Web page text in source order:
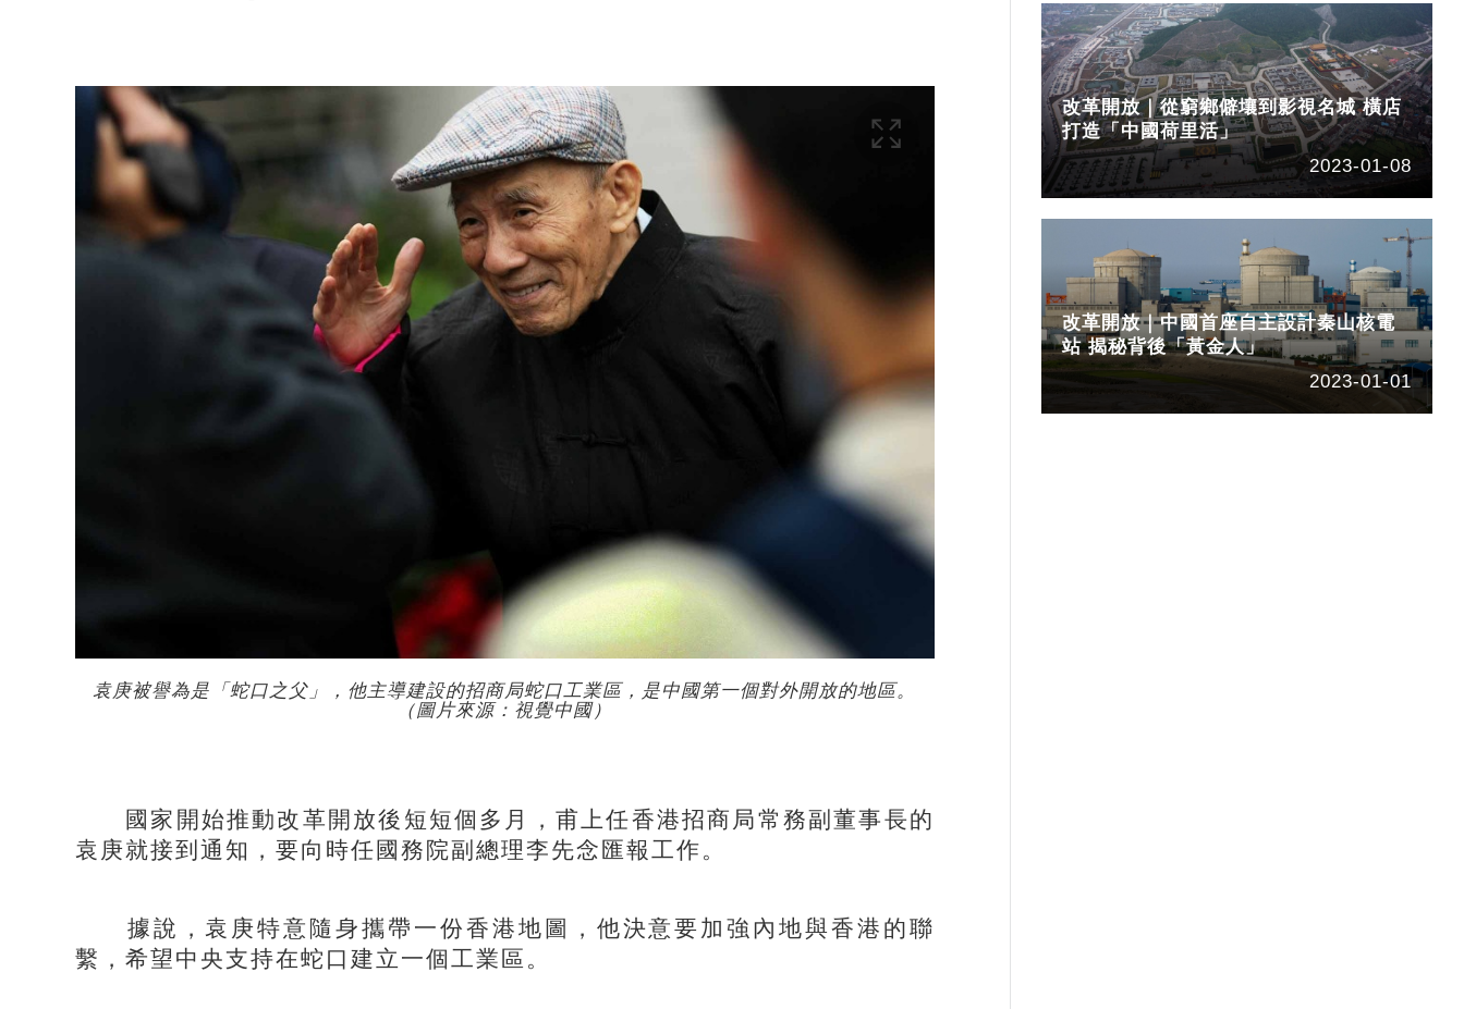
袁庚被譽為是「蛇口之父」，他主導建設的招商局蛇口工業區，是中國第一個對外開放的地區。
（圖片來源：視覺中國）
國家開始推動改革開放後短短個多月，甫上任香港招商局常務副董事長的
袁庚就接到通知，要向時任國務院副總理李先念匯報工作。
據說，袁庚特意隨身攜帶一份香港地圖，他決意要加強內地與香港的聯
繫，希望中央支持在蛇口建立一個工業區。
改革開放｜從窮鄉僻壤到影視名城 橫店
打造「中國荷里活」
2023-01-08
改革開放｜中國首座自主設計秦山核電
站 揭秘背後「黃金人」
2023-01-01